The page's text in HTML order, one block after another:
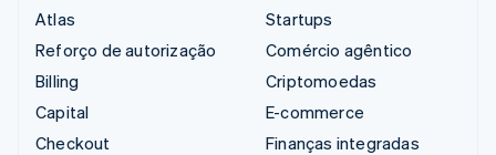
Atlas
Reforço de autorização
Billing
Capital
Checkout
Startups
Comércio agêntico
Criptomoedas
E-commerce
Finanças integradas